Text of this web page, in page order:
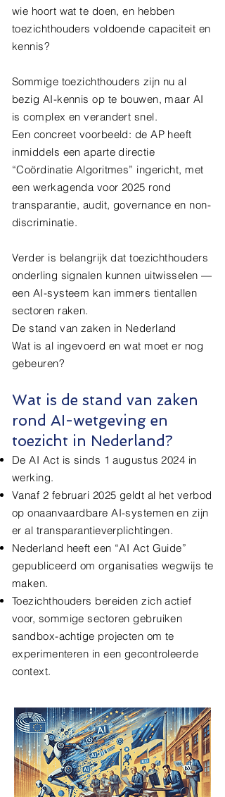
wie hoort wat te doen, en hebben
toezichthouders voldoende capaciteit en
kennis?
Sommige toezichthouders zijn nu al
bezig AI-kennis op te bouwen, maar AI
is complex en verandert snel.
Een concreet voorbeeld: de AP heeft
inmiddels een aparte directie
“Coördinatie Algoritmes” ingericht, met
een werkagenda voor 2025 rond
transparantie, audit, governance en non-
discriminatie.
Verder is belangrijk dat toezichthouders
onderling signalen kunnen uitwisselen —
een AI-systeem kan immers tientallen
sectoren raken.
De stand van zaken in Nederland
Wat is al ingevoerd en wat moet er nog
gebeuren?
Wat is de stand van zaken
rond AI-wetgeving en
toezicht in Nederland?
De AI Act is sinds 1 augustus 2024 in
werking.
Vanaf 2 februari 2025 geldt al het verbod
op onaanvaardbare AI-systemen en zijn
er al transparantieverplichtingen.
Nederland heeft een “AI Act Guide”
gepubliceerd om organisaties wegwijs te
maken.
Toezichthouders bereiden zich actief
voor, sommige sectoren gebruiken
sandbox-achtige projecten om te
experimenteren in een gecontroleerde
context.